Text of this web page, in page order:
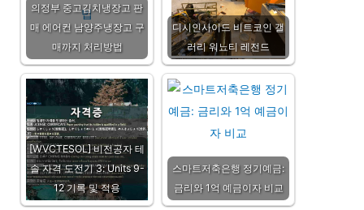
의정부 중고김치냉장고 판
매 에어컨 남양주냉장고 구
매까지 처리방법
디시인사이드 비트코인 갤
러리 워뇨티 레전드
[WVCTESOL] 비전공자 테
솔 자격 도전기 3: Units 9-
12 기록 및 적용
스마트저축은행 정기예금:
금리와 1억 예금이자 비교